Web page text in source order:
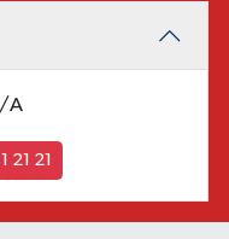
A
21 21